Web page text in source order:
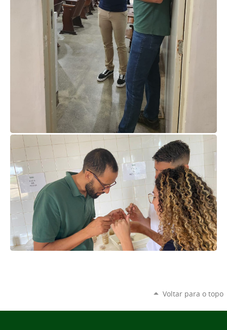
Voltar para o topo